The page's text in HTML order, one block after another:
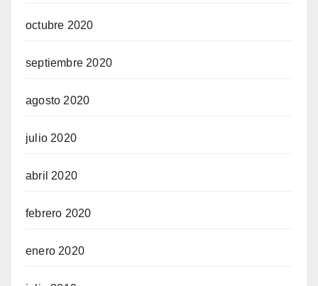
octubre 2020
septiembre 2020
agosto 2020
julio 2020
abril 2020
febrero 2020
enero 2020